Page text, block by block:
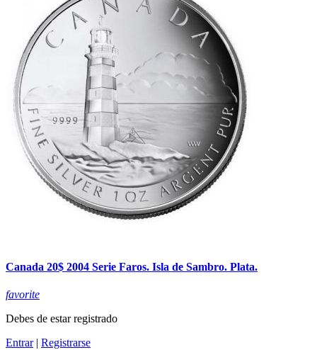
Canada 20$ 2004 Serie Faros. Isla de Sambro. Plata.
favorite
Debes de estar registrado
Entrar| Registrarse